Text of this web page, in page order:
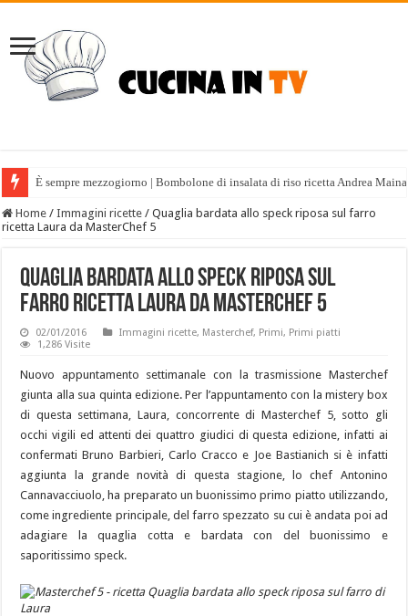
È sempre mezzogiorno | Bombolone di insalata di riso ricetta Andrea
Home / Immagini ricette / Quaglia bardata allo speck riposa sul farro
ricetta Laura da MasterChef 5
Quaglia bardata allo speck riposa sul
farro ricetta Laura da MasterChef 5
02/01/2016 Immagini ricette, Masterchef, Primi, Primi piatti
1,286 Visite
Nuovo appuntamento settimanale con la trasmissione Masterchef
giunta alla sua quinta edizione. Per l’appuntamento con la mistery box
di questa settimana, Laura, concorrente di Masterchef 5, sotto gli
occhi vigili ed attenti dei quattro giudici di questa edizione, infatti ai
confermati Bruno Barbieri, Carlo Cracco e Joe Bastianich si è infatti
aggiunta la grande novità di questa stagione, lo chef Antonino
Cannavacciuolo, ha preparato un buonissimo primo piatto utilizzando,
come ingrediente principale, del farro spezzato su cui è andata poi ad
adagiare la quaglia cotta e bardata con del buonissimo e
saporitissimo speck.